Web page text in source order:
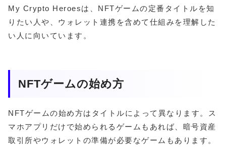
My Crypto Heroesは、NFTゲームの定番タイトルを知
りたい人や、ウォレット連携を含めて仕組みを理解した
い人に向いています。
NFTゲームの始め方
NFTゲームの始め方はタイトルによって異なります。ス
マホアプリだけで始められるゲームもあれば、暗号資産
取引所やウォレットの準備が必要なゲームもあります。